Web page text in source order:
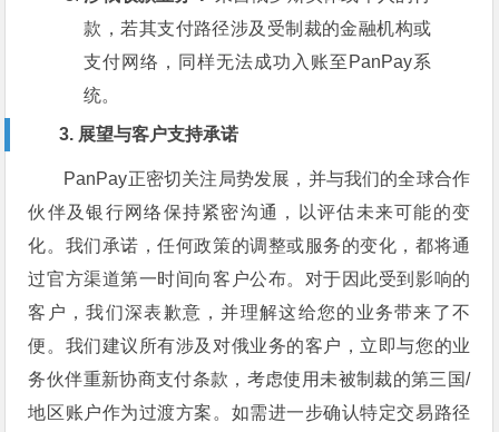
款，若其支付路径涉及受制裁的金融机构或
支付网络，同样无法成功入账至PanPay系
统。
3. 展望与客户支持承诺
PanPay正密切关注局势发展，并与我们的全球合作
伙伴及银行网络保持紧密沟通，以评估未来可能的变
化。我们承诺，任何政策的调整或服务的变化，都将通
过官方渠道第一时间向客户公布。对于因此受到影响的
客户，我们深表歉意，并理解这给您的业务带来了不
便。我们建议所有涉及对俄业务的客户，立即与您的业
务伙伴重新协商支付条款，考虑使用未被制裁的第三国/
地区账户作为过渡方案。如需进一步确认特定交易路径